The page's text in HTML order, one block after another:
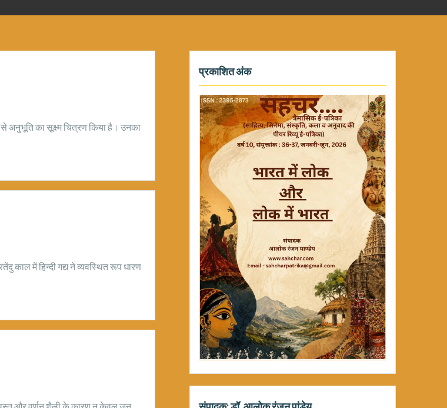
से अनुभूति का सूक्ष्म चित्रण किया है। उनका
काल में हिन्दी गद्य ने व्यवस्थित रूप धारण
प्रकाशित अंक